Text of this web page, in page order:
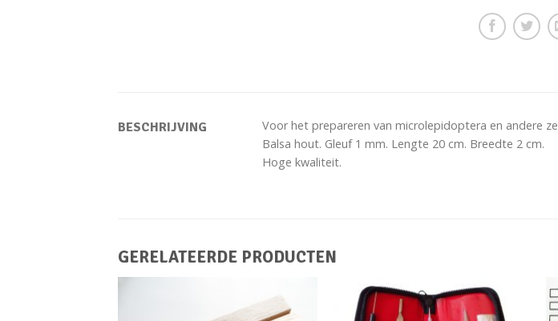
BESCHRIJVING
Voor het prepareren van microlepidoptera en andere
Balsa hout. Gleuf 1 mm. Lengte 20 cm. Breedte 2 cm.
Hoge kwaliteit.
GERELATEERDE PRODUCTEN